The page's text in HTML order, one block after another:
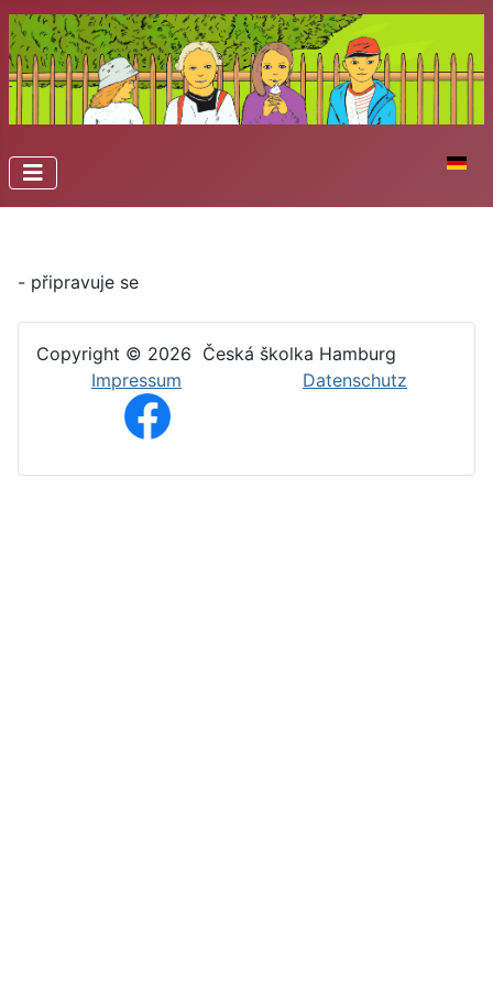
Zvolte
- připravuje se
Copyright © 2026 Česká školka Hamburg
Impressum
Datenschutz